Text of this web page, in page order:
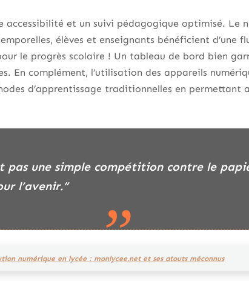
accessibilité et un suivi pédagogique optimisé. Le
élèves et enseignants bénéficient d’une
le progrès scolaire ! Un tableau de bord bien
En complément, l’utilisation des appareils
d’apprentissage traditionnelles en permettant
l’avenir.”
numérique en lycée : monlycee.net et ses atouts méconnus